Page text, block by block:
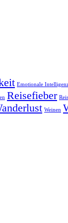
Emotionale
Reisefieber
Weinen